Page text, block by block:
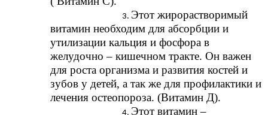
Этот жирорастворимый
витамин необходим для абсорбции и
утилизации кальция и фосфора в
желудочно – кишечном тракте. Он важен
для роста организма и развития костей и
зубов у детей, а так же для профилактики и
лечения остеопороза. (Витамин Д).
Этот витамин –